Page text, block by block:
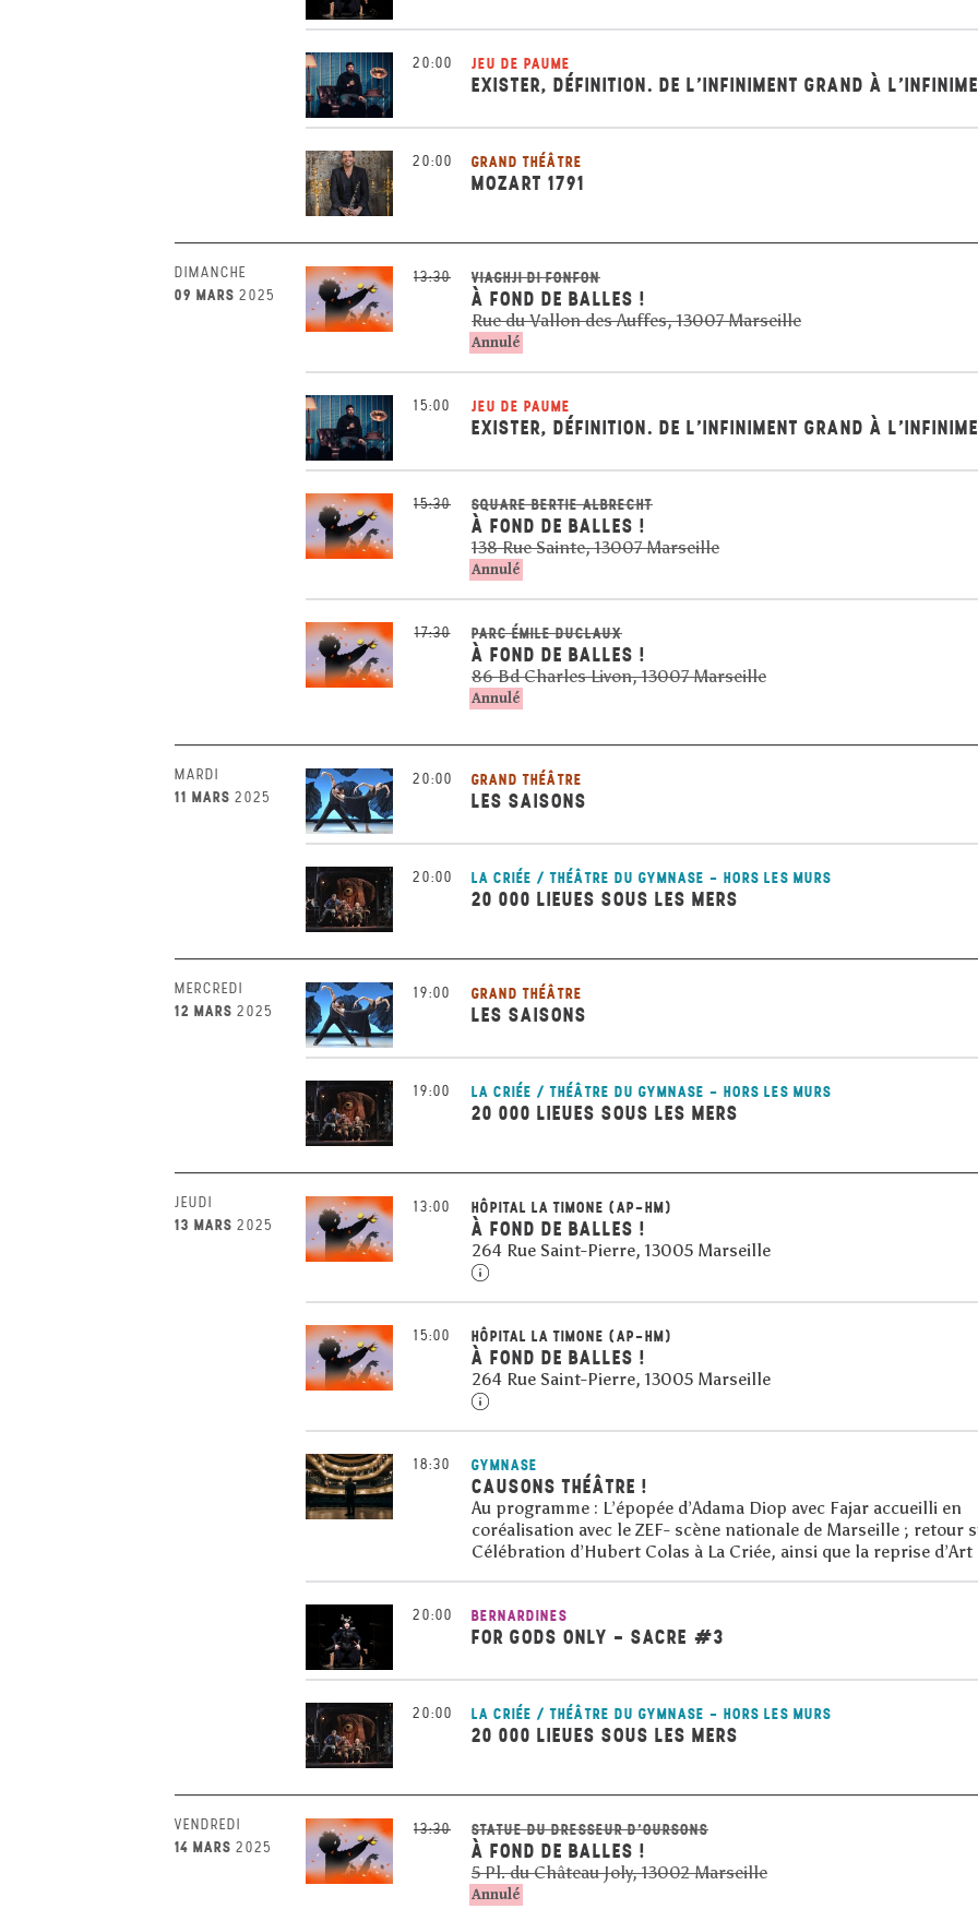
20:00 JEU DE PAUME
EXISTER, DÉFINITION. DE L’INFINIMENT GRAND À
20:00 GRAND THÉÂTRE
MOZART 1791
DIMANCHE
09 MARS 2025
13:30 VIAGHJI DI FONFON
À FOND DE BALLES !
Rue du Vallon des Auffes, 13007 Marseille
Annulé
15:00 JEU DE PAUME
EXISTER, DÉFINITION. DE L’INFINIMENT GRAND À
15:30 SQUARE BERTIE ALBRECHT
À FOND DE BALLES !
138 Rue Sainte, 13007 Marseille
Annulé
17:30 PARC ÉMILE DUCLAUX
À FOND DE BALLES !
86 Bd Charles Livon, 13007 Marseille
Annulé
MARDI
11 MARS 2025
20:00 GRAND THÉÂTRE
LES SAISONS
20:00 LA CRIÉE / THÉÂTRE DU GYMNASE - HORS LES MURS
20 000 LIEUES SOUS LES MERS
MERCREDI
12 MARS 2025
19:00 GRAND THÉÂTRE
LES SAISONS
19:00 LA CRIÉE / THÉÂTRE DU GYMNASE - HORS LES MURS
20 000 LIEUES SOUS LES MERS
JEUDI
13 MARS 2025
13:00 HÔPITAL LA TIMONE (AP-HM)
À FOND DE BALLES !
264 Rue Saint-Pierre, 13005 Marseille
15:00 HÔPITAL LA TIMONE (AP-HM)
À FOND DE BALLES !
264 Rue Saint-Pierre, 13005 Marseille
18:30 GYMNASE
CAUSONS THÉÂTRE !
Au programme : L’épopée d’Adama Diop avec Fajar accueilli en
coréalisation avec le ZEF- scène nationale de Marseille ; retour
Célébration d’Hubert Colas à La Criée, ainsi que la reprise d’Art
20:00 BERNARDINES
FOR GODS ONLY - SACRE #3
20:00 LA CRIÉE / THÉÂTRE DU GYMNASE - HORS LES MURS
20 000 LIEUES SOUS LES MERS
VENDREDI
14 MARS 2025
13:30 STATUE DU DRESSEUR D’OURSONS
À FOND DE BALLES !
5 Pl. du Château Joly, 13002 Marseille
Annulé